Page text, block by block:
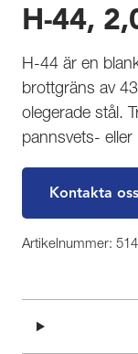
H-44,
H-44 är en
brottgräns av
olegerade stål.
pannsvets-
Kontakta oss
Artikelnummer: